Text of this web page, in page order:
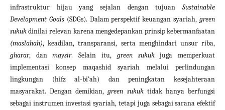
infrastruktur hijau yang sejalan dengan tujuanSustainable
Development Goals(SDGs). Dalam perspektif keuangan syariah,green
sukukdinilai relevan karena mengedepankan prinsip kebermanfaatan
(maslahah), keadilan, transparansi, serta menghindari unsur riba,
gharar, danmaysir. Selain itu, green sukukjuga memperkuat
implementasi konsep maqashid syariah melalui perlindungan
lingkungan (hifz al-bi’ah) dan peningkatan kesejahteraan
masyarakat. Dengan demikian,green sukuktidak hanya berfungsi
sebagai instrumen investasi syariah, tetapi juga sebagai sarana efektif